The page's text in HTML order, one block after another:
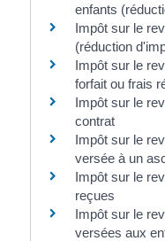
enfants
Impôt sur le
(réduction
Impôt sur le
forfait ou frais
Impôt sur le
contrat
Impôt sur le
versée à un
Impôt sur le
reçues
Impôt sur le
versées aux